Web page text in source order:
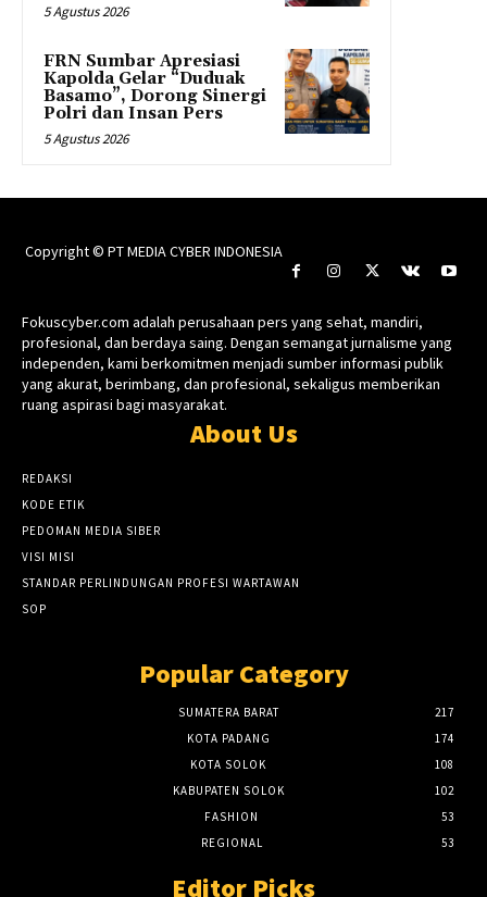
5 Agustus 2026
FRN Sumbar Apresiasi
Kapolda Gelar “Duduak
Basamo”, Dorong Sinergi
Polri dan Insan Pers
5 Agustus 2026
Copyright © PT MEDIA CYBER INDONESIA
Fokuscyber.com adalah perusahaan pers yang sehat, mandiri,
profesional, dan berdaya saing. Dengan semangat jurnalisme yang
independen, kami berkomitmen menjadi sumber informasi publik
yang akurat, berimbang, dan profesional, sekaligus memberikan
ruang aspirasi bagi masyarakat.
About Us
REDAKSI
KODE ETIK
PEDOMAN MEDIA SIBER
VISI MISI
STANDAR PERLINDUNGAN PROFESI WARTAWAN
SOP
Popular Category
SUMATERA BARAT
217
KOTA PADANG
174
KOTA SOLOK
108
KABUPATEN SOLOK
102
FASHION
53
REGIONAL
53
Editor Picks